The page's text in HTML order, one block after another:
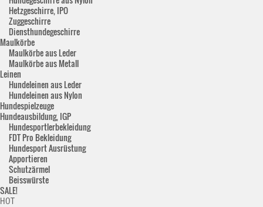
Hetzgeschirre, IPO
Zuggeschirre
Diensthundegeschirre
Maulkörbe
Maulkörbe aus Leder
Maulkörbe aus Metall
Leinen
Hundeleinen aus Leder
Hundeleinen aus Nylon
Hundespielzeuge
Hundeausbildung, IGP
Hundesportlerbekleidung
FDT Pro Bekleidung
Hundesport Ausrüstung
Apportieren
Schutzärmel
Beisswürste
SALE!
HOT